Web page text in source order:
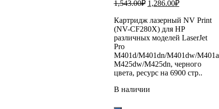
1,543.00₽
составляла
1,543.00₽.
1,286.00₽
1,286.00₽.
Картридж лазерный NV Print
(NV-CF280X) для HP
различных моделей LaserJet
Pro
M401d/M401dn/M401dw/
M425dw/M425dn, черного
цвета, ресурс на 6900 стр..
В наличии